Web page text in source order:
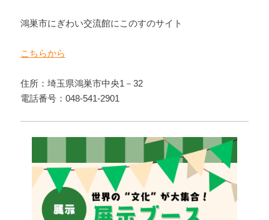
鴻巣市にぎわい交流館にこのすのサイト
こちらから
住所：埼玉県鴻巣市中央1－32
電話番号：048-541-2901